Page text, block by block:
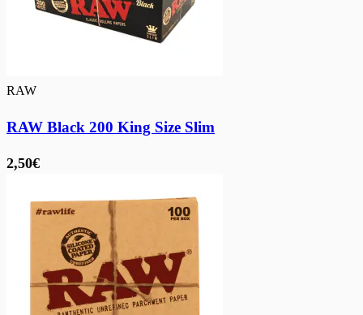
RAW
RAW Black 200 King Size Slim
2,50€